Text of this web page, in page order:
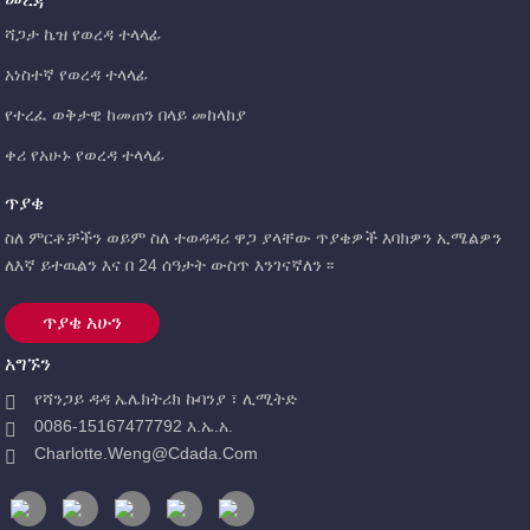
ሻጋታ ኬዝ የወረዳ ተላላፊ
አነስተኛ የወረዳ ተላላፊ
የተረፈ ወቅታዊ ከመጠን በላይ መከላከያ
ቀሪ የአሁኑ የወረዳ ተላላፊ
ጥያቄ
ስለ ምርቶቻችን ወይም ስለ ተወዳዳሪ ዋጋ ያላቸው ጥያቄዎች እባክዎን ኢሜልዎን
ለእኛ ይተዉልን እና በ 24 ሰዓታት ውስጥ እንገናኛለን ፡፡
ጥያቄ አሁን
አግኙን
የሻንጋይ ዳዳ ኤሌክትሪክ ኩባንያ ፣ ሊሚትድ
0086-15167477792 እ.ኤ.አ.
Charlotte.weng@cdada.com